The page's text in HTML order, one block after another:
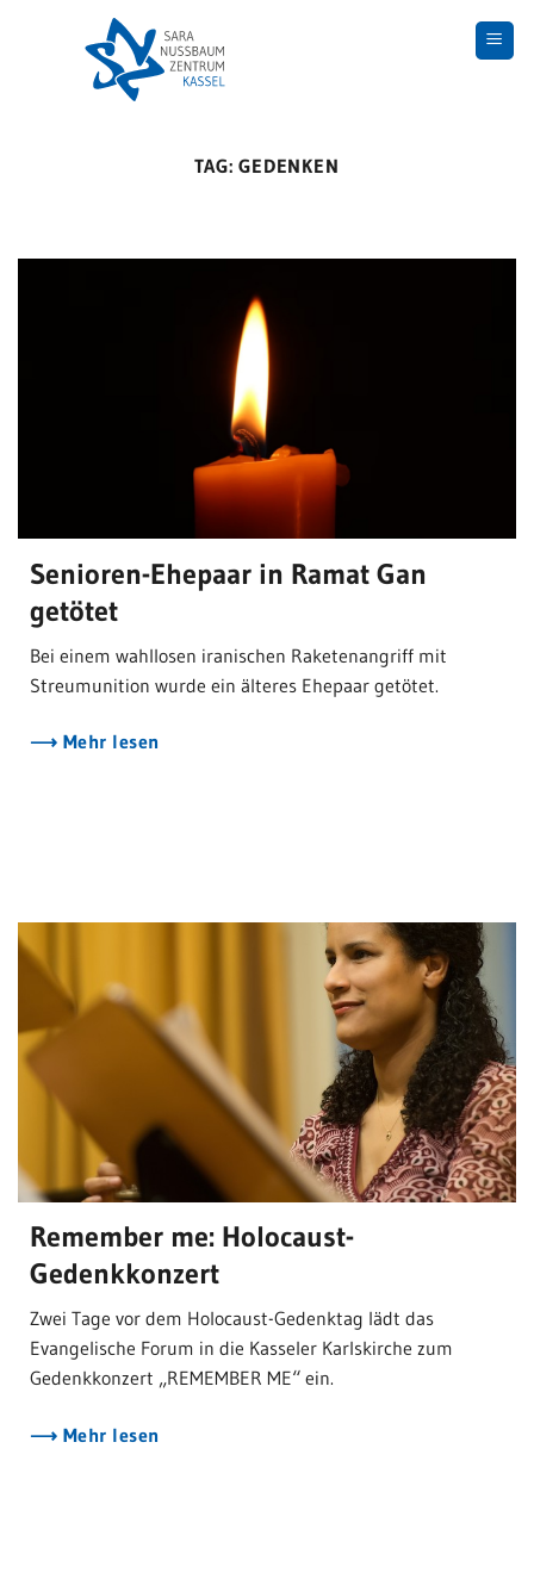
TAG:GEDENKEN
Senioren-Ehepaar in Ramat Gan
getötet
Bei einem wahllosen iranischen Raketenangriff mit
Streumunition wurde ein älteres Ehepaar getötet.
Mehr lesen
Remember me: Holocaust-
Gedenkkonzert
Zwei Tage vor dem Holocaust-Gedenktag lädt das
Evangelische Forum in die Kasseler Karlskirche zum
Gedenkkonzert „REMEMBER ME“ ein.
Mehr lesen